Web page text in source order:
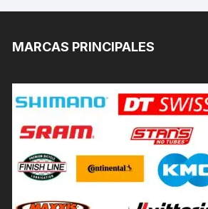
MARCAS PRINCIPALES